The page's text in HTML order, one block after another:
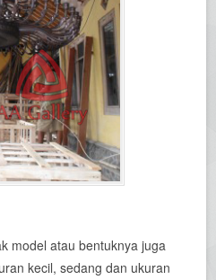
model atau bentuknya juga
kecil, sedang dan ukuran